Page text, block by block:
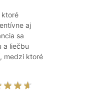
ktoré
aj
sa
a liečbu
medzi ktoré